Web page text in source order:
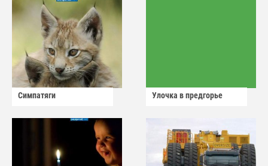
Симпатяги Улочка в предгорье